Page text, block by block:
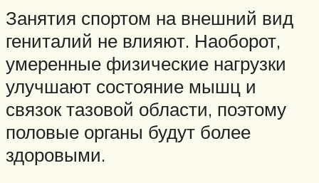
Занятия спортом на внешний вид
гениталий не влияют. Наоборот,
умеренные физические нагрузки
улучшают состояние мышц и
связок тазовой области, поэтому
половые органы будут более
здоровыми.